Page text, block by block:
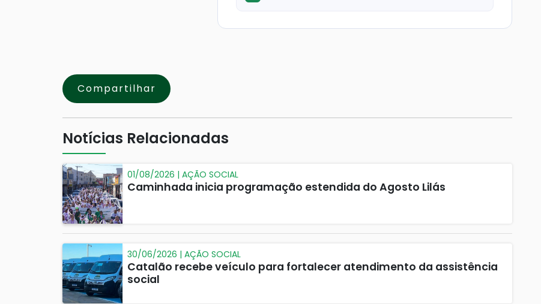
Compartilhar
Notícias Relacionadas
01/08/2026 | AÇÃO SOCIAL
Caminhada inicia programação estendida do Agosto Lilás
30/06/2026 | AÇÃO SOCIAL
Catalão recebe veículo para fortalecer atendimento da assistência
social